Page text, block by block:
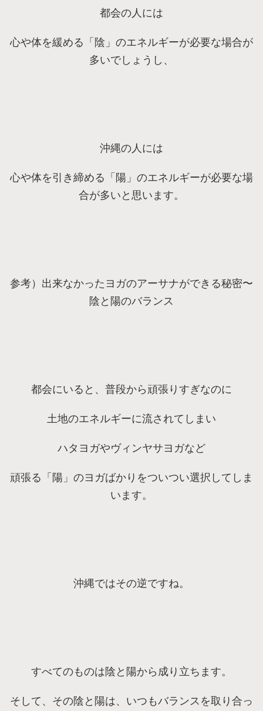
都会の人には
心や体を緩める「陰」のエネルギーが必要な場合が
多いでしょうし、
沖縄の人には
心や体を引き締める「陽」のエネルギーが必要な場
合が多いと思います。
参考）出来なかったヨガのアーサナができる秘密〜
陰と陽のバランス
都会にいると、普段から頑張りすぎなのに
土地のエネルギーに流されてしまい
ハタヨガやヴィンヤサヨガなど
頑張る「陽」のヨガばかりをついつい選択してしま
います。
沖縄ではその逆ですね。
すべてのものは陰と陽から成り立ちます。
そして、その陰と陽は、いつもバランスを取り合っ